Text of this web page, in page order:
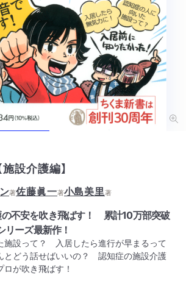
設介護編】
著佐藤眞一著小島美里著
不安を吹き飛ばす！ 累計10万部突破
リーズ最新作！
施設って？ 入居したら進行が早まるって
どう話せばいいの？ 認知症の施設介護
が吹き飛ばす！